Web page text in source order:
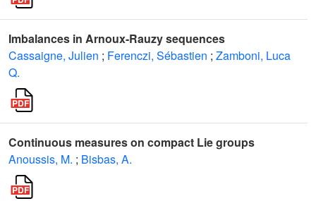
Imbalances in Arnoux-Rauzy sequences
Cassaigne, Julien ; Ferenczi, Sébastien ; Zamboni, Luca
Q.
Continuous measures on compact Lie groups
Anoussis, M. ; Bisbas, A.